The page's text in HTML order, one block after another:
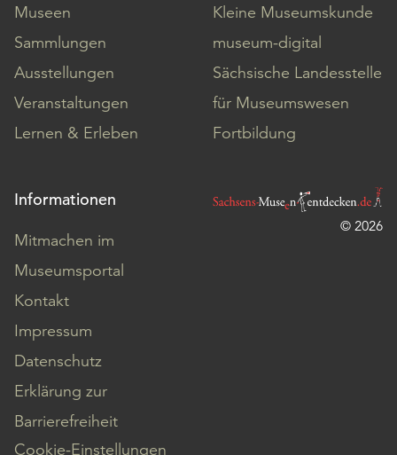
Museen
Sammlungen
Ausstellungen
Veranstaltungen
Lernen & Erleben
Kleine Museumskunde
museum-digital
Sächsische Landesstelle
für Museumswesen
Fortbildung
Informationen
Mitmachen im
Museumsportal
Kontakt
Impressum
Datenschutz
Erklärung zur
Barrierefreiheit
Cookie-Einstellungen
© 2026